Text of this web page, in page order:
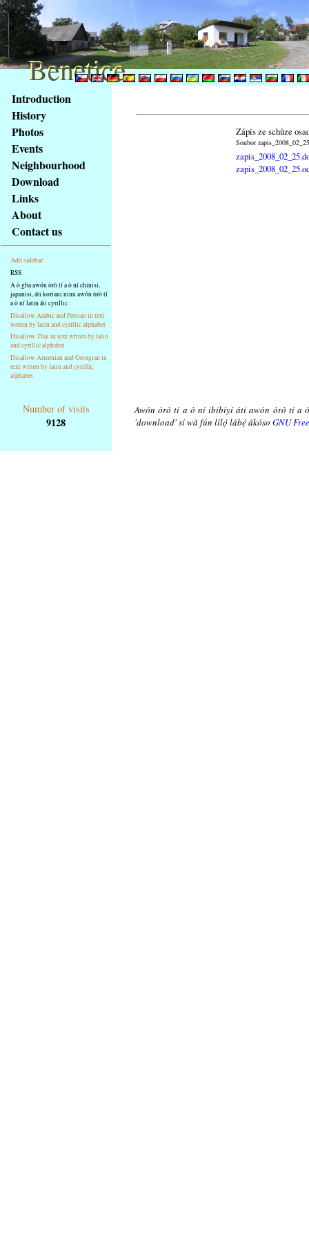
obsah
stránky
Klávesové
zkratky
tomto
webu
základní
Hlavní
strana
Introduction
History
Photos
Events
Neighbourhood
Download
Links
About
Contact us
Add sidebar
RSS
A ò gba awón òrò tí a ò ní chinisi,
japanisi, áti koriani ninu awón òrò tí
a ò ní latin áti cyrillic
Disallow Arabic and Persian in text
writen by latin and cyrillic alphabet
Disallow Thai in text writen by latin
and cyrillic alphabet
Disallow Armenian and Georgian in
text writen by latin and cyrillic
alphabet
Zápis ze schůze
Soubor
Number of visits
9128
Awón òrò tí a ò ní ibibíyí áti awón òrò tí a
'download' sí wà fún lílọ̀ lábẹ́ ákóso GNU
Benetice
Benetice